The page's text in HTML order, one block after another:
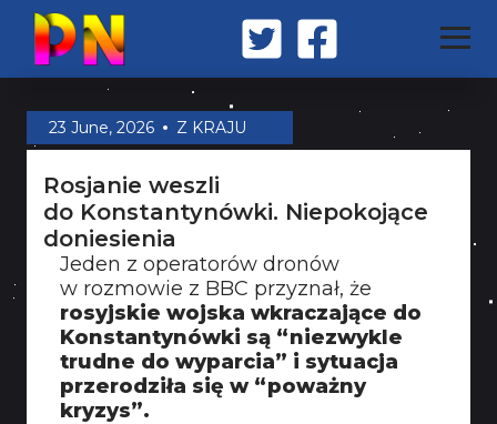
STRONA GŁÓWNA
Z KRAJU
ŚWIAT
MILITARIA
23 June, 2026 Z KRAJU
Rosjanie weszli
do Konstantynówki. Niepokojące
doniesienia
Jeden z operatorów dronów
w rozmowie z BBC przyznał, że
rosyjskie wojska wkraczające do
Konstantynówki są “niezwykle
trudne do wyparcia” i sytuacja
przerodziła się w “poważny
kryzys”.